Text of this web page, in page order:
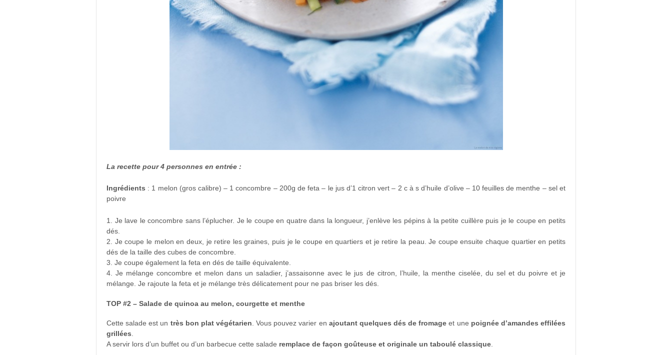
La recette pour 4 personnes en entrée :
Ingrédients : 1 melon (gros calibre) – 1 concombre – 200g de feta – le jus d’1 citron vert – 2 c à s d’huile d’olive – 10 feuilles de menthe – sel et
poivre
1. Je lave le concombre sans l’éplucher. Je le coupe en quatre dans la longueur, j’enlève les pépins à la petite cuillère puis je le coupe en petits
dés.
2. Je coupe le melon en deux, je retire les graines, puis je le coupe en quartiers et je retire la peau. Je coupe ensuite chaque quartier en petits
dés de la taille des cubes de concombre.
3. Je coupe également la feta en dés de taille équivalente.
4. Je mélange concombre et melon dans un saladier, j’assaisonne avec le jus de citron, l’huile, la menthe ciselée, du sel et du poivre et je
mélange. Je rajoute la feta et je mélange très délicatement pour ne pas briser les dés.
TOP #2 – Salade de quinoa au melon, courgette et menthe
Cette salade est un très bon plat végétarien. Vous pouvez varier en ajoutant quelques dés de fromage et une poignée d’amandes effilées
grillées.
A servir lors d’un buffet ou d’un barbecue cette salade remplace de façon goûteuse et originale un taboulé classique.